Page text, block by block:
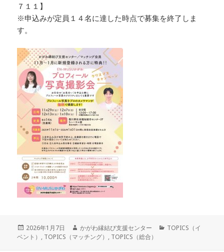
７１１】
※申込みが定員１４名に達した時点で募集を終了しま
す。
投
稿
2026年1月7日
作
成
かがわ縁結び支援センター
カ
TOPICS（イ
ベント） , TOPICS（マッチング） , TOPICS（総合）